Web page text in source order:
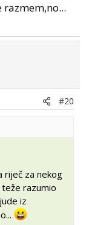
#20
riječ za nekog
razumio
iz